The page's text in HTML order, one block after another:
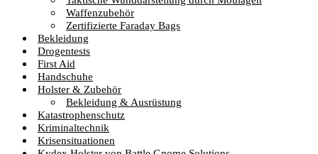
Waffenzubehör
Zertifizierte Faraday Bags
Bekleidung
Drogentests
First Aid
Handschuhe
Holster & Zubehör
Bekleidung & Ausrüstung
Katastrophenschutz
Kriminaltechnik
Krisensituationen